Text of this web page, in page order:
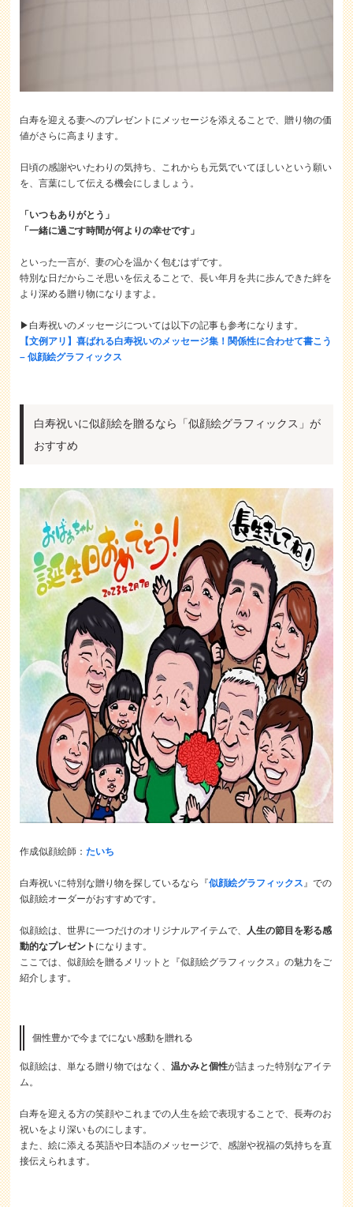
白寿を迎える妻へのプレゼントにメッセージを添えることで、贈り物の価
値がさらに高まります。
日頃の感謝やいたわりの気持ち、これからも元気でいてほしいという願い
を、言葉にして伝える機会にしましょう。
「いつもありがとう」
「一緒に過ごす時間が何よりの幸せです」
といった一言が、妻の心を温かく包むはずです。
特別な日だからこそ思いを伝えることで、長い年月を共に歩んできた絆を
より深める贈り物になりますよ。
▶白寿祝いのメッセージについては以下の記事も参考になります。
【文例アリ】喜ばれる白寿祝いのメッセージ集！関係性に合わせて書こう
– 似顔絵グラフィックス
白寿祝いに似顔絵を贈るなら「似顔絵グラフィックス」が
おすすめ
作成似顔絵師：たいち
白寿祝いに特別な贈り物を探しているなら『似顔絵グラフィックス』での
似顔絵オーダーがおすすめです。
似顔絵は、世界に一つだけのオリジナルアイテムで、 人生の節目を彩る感
動的なプレゼント になります。
ここでは、似顔絵を贈るメリットと『似顔絵グラフィックス』の魅力をご
紹介します。
個性豊かで今までにない感動を贈れる
似顔絵は、単なる贈り物ではなく、温かみと個性が詰まった特別なアイテ
ム。
白寿を迎える方の笑顔やこれまでの人生を絵で表現することで、長寿のお
祝いをより深いものにします。
また、絵に添える英語や日本語のメッセージで、感謝や祝福の気持ちを直
接伝えられます。